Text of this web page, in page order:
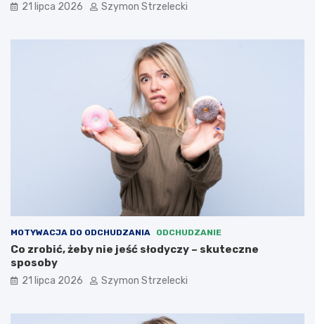
21 lipca 2026 Szymon Strzelecki
MOTYWACJA DO ODCHUDZANIA ODCHUDZANIE
Co zrobić, żeby nie jeść słodyczy – skuteczne
sposoby
21 lipca 2026 Szymon Strzelecki